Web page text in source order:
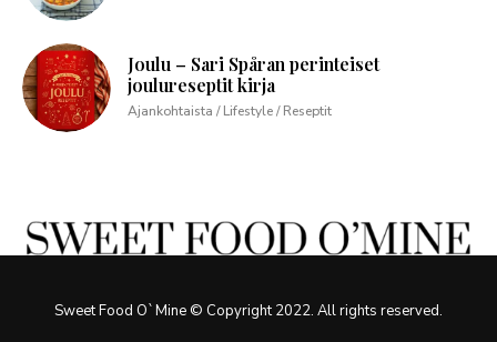
Joulu – Sari Spåran perinteiset
joulureseptit kirja
Ajankohtaista / Lifestyle / Reseptit
Sweet Food O`Mine © Copyright 2022. All rights reserved.